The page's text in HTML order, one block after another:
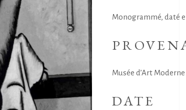
Monogrammé, daté
Musée d’Art
DATE